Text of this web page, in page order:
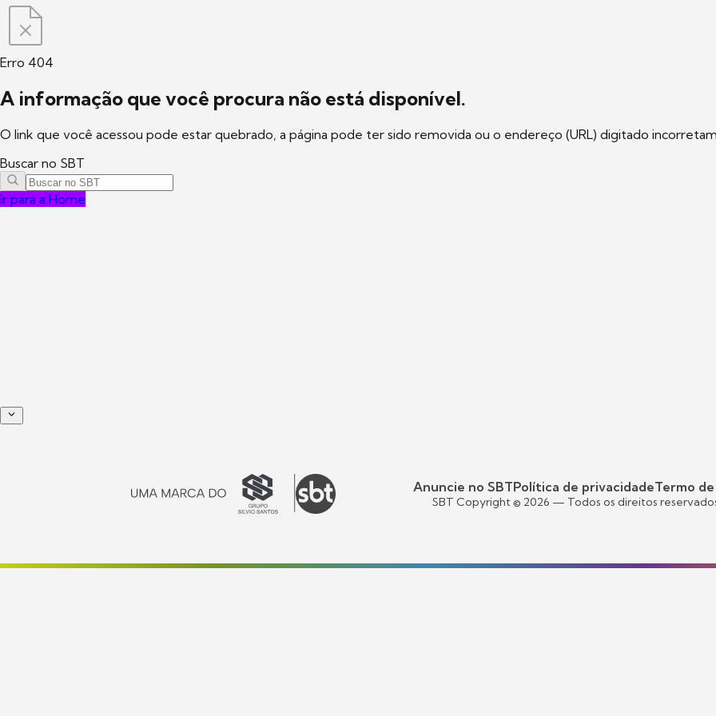
Erro 404
A informação que você procura não está disponível.
O link que você acessou pode estar quebrado, a página pode ter sido removida ou o endereço (URL) digitado
Buscar no SBT
Ir para a Home
Anuncie no SBTPolítica de privacidadeTermo de
SBT Copyright © 2026 — Todos os direitos